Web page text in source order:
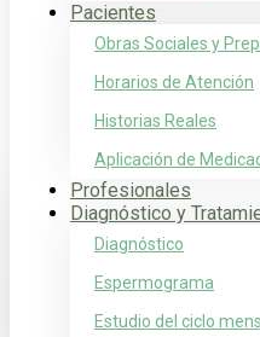
Pacientes
Obras Sociales y
Horarios de Atención
Historias Reales
Aplicación de
Profesionales
Diagnóstico y
Diagnóstico
Espermograma
Estudio del ciclo
Les volvemos a agradecer con el
quedan dudas de que cambian vidas.
Abrazos afectuosos
Andrea Arrigo, Justina y Eugenio.
Gianna Milena
Les presentamos a Gianna
por cesárea. Estamos muy
Gaby Acevedo, Marcos